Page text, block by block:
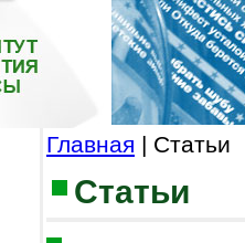
Главная | Статьи
Статьи